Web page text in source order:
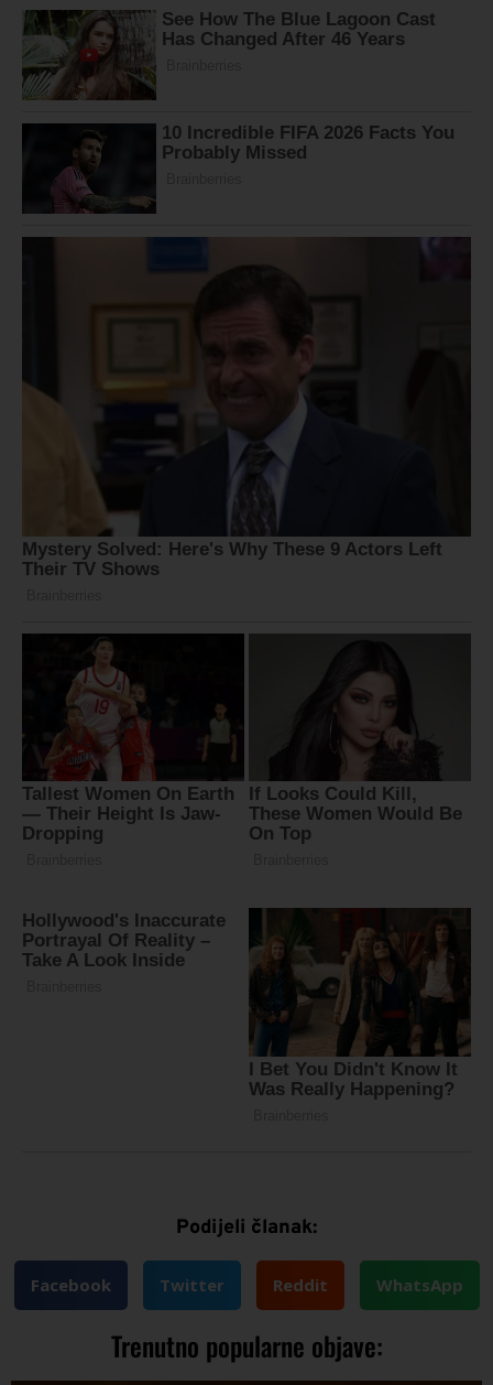
Podijeli članak:
Facebook Twitter Reddit WhatsApp
Trenutno popularne objave: